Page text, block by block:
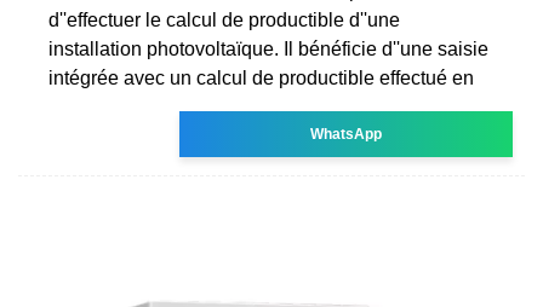
d''effectuer le calcul de productible d''une
installation photovoltaïque. Il bénéficie d''une saisie
intégrée avec un calcul de productible effectué en
WhatsApp